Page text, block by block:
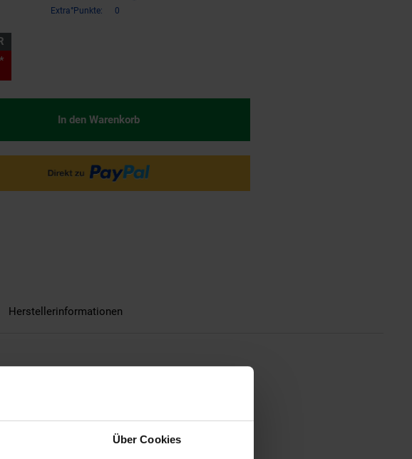
Über Cookies
Extra°Punkte:
0
*
In den Warenkorb
Herstellerinformationen
günstige Lösung.